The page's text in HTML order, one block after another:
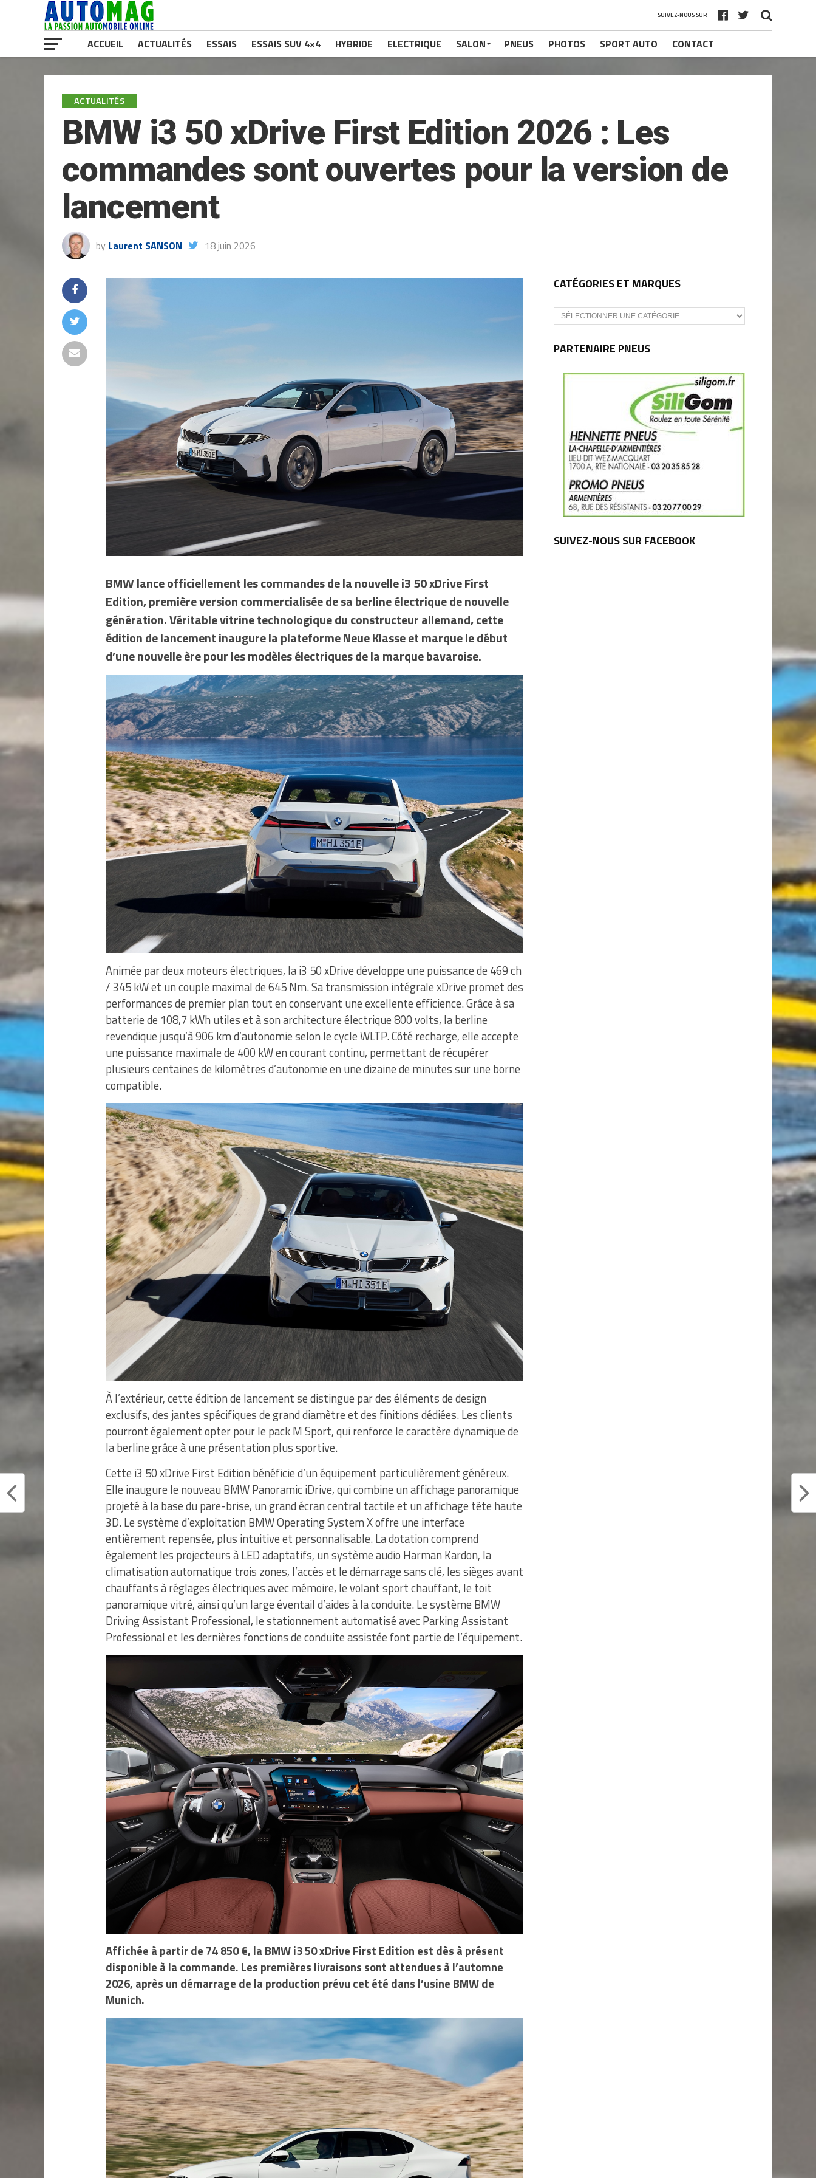
SUIVEZ-NOUS SUR
ACCUEIL ACTUALITÉS ESSAIS ESSAIS SUV 4×4 HYBRIDE ELECTRIQUE SALON PNEUS PHOTOS SPORT AUTO CONTACT
ACTUALITÉS
BMW i3 50 xDrive First Edition 2026 : Les
commandes sont ouvertes pour la version de
lancement
by Laurent SANSON 18 juin 2026
BMW lance officiellement les commandes de la nouvelle i3 50 xDrive First
Edition, première version commercialisée de sa berline électrique de nouvelle
génération. Véritable vitrine technologique du constructeur allemand, cette
édition de lancement inaugure la plateforme Neue Klasse et marque le début
d’une nouvelle ère pour les modèles électriques de la marque bavaroise.
Animée par deux moteurs électriques, la i3 50 xDrive développe une puissance de 469 ch
/ 345 kW et un couple maximal de 645 Nm. Sa transmission intégrale xDrive promet des
performances de premier plan tout en conservant une excellente efficience. Grâce à sa
batterie de 108,7 kWh utiles et à son architecture électrique 800 volts, la berline
revendique jusqu’à 906 km d’autonomie selon le cycle WLTP. Côté recharge, elle accepte
une puissance maximale de 400 kW en courant continu, permettant de récupérer
plusieurs centaines de kilomètres d’autonomie en une dizaine de minutes sur une borne
compatible.
À l’extérieur, cette édition de lancement se distingue par des éléments de design
exclusifs, des jantes spécifiques de grand diamètre et des finitions dédiées. Les clients
pourront également opter pour le pack M Sport, qui renforce le caractère dynamique de
la berline grâce à une présentation plus sportive.
Cette i3 50 xDrive First Edition bénéficie d’un équipement particulièrement généreux.
Elle inaugure le nouveau BMW Panoramic iDrive, qui combine un affichage panoramique
projeté à la base du pare-brise, un grand écran central tactile et un affichage tête haute
3D. Le système d’exploitation BMW Operating System X offre une interface
entièrement repensée, plus intuitive et personnalisable. La dotation comprend
également les projecteurs à LED adaptatifs, un système audio Harman Kardon, la
climatisation automatique trois zones, l’accès et le démarrage sans clé, les sièges avant
chauffants à réglages électriques avec mémoire, le volant sport chauffant, le toit
panoramique vitré, ainsi qu’un large éventail d’aides à la conduite. Le système BMW
Driving Assistant Professional, le stationnement automatisé avec Parking Assistant
Professional et les dernières fonctions de conduite assistée font partie de l’équipement.
Affichée à partir de 74 850 €, la BMW i3 50 xDrive First Edition est dès à présent
disponible à la commande. Les premières livraisons sont attendues à l’automne
2026, après un démarrage de la production prévu cet été dans l’usine BMW de
Munich.
CATÉGORIES ET MARQUES
Catégories
et
PARTENAIRE PNEUS
SUIVEZ-NOUS SUR FACEBOOK